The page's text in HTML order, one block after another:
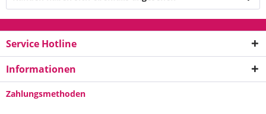
Service Hotline
Informationen
Zahlungsmethoden